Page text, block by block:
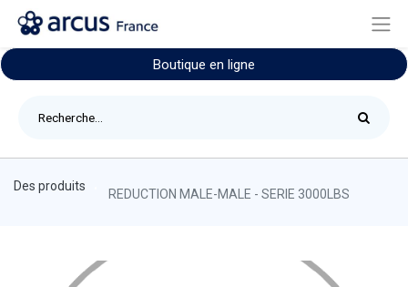
Boutique en ligne
Des produits
REDUCTION MALE-MALE - SERIE 3000LBS